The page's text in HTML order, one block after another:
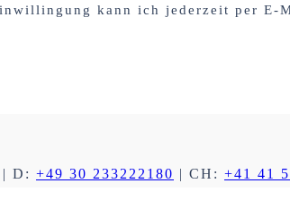
kann ich jederzeit per E-
| D: +49 30 233222180 | CH: +41 41